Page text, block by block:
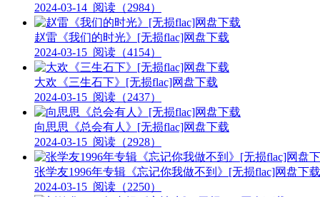
2024-03-14 阅读（2984）
赵雷《我们的时光》[无损flac]网盘下载
2024-03-15 阅读（4154）
大欢《三生石下》[无损flac]网盘下载
2024-03-15 阅读（2437）
向思思《总会有人》[无损flac]网盘下载
2024-03-15 阅读（2928）
张学友1996年专辑《忘记你我做不到》[无损flac]网盘下载
2024-03-15 阅读（2250）